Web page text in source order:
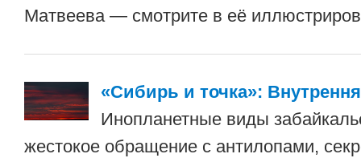
Матвеева — смотрите в её
«Сибирь и точка»:
Инопланетные виды
жестокое обращение с антилопами,